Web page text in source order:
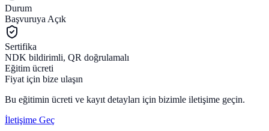
Durum
Başvuruya Açık
Sertifika
NDK bildirimli, QR doğrulamalı
Eğitim ücreti
Fiyat için bize ulaşın
Bu eğitimin ücreti ve kayıt detayları için bizimle iletişime geçin.
İletişime Geç